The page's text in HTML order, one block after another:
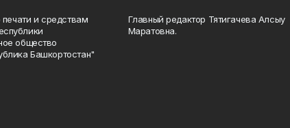
печати и средствам
общество
Башкортостан"
Главный редактор Тятигачева Алсыу
Маратовна.